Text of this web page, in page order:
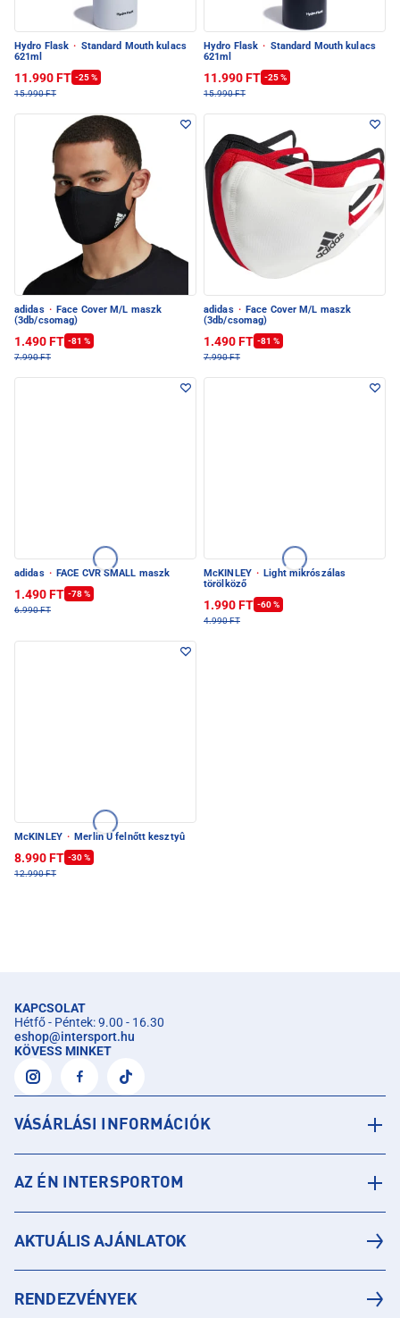
Hydro Flask · Standard Mouth kulacs
621ml
11.990 FT -25 %
15.990 FT
Hydro Flask · Standard Mouth kulacs
621ml
11.990 FT -25 %
15.990 FT
adidas · Face Cover M/L maszk
(3db/csomag)
1.490 FT -81 %
7.990 FT
adidas · Face Cover M/L maszk
(3db/csomag)
1.490 FT -81 %
7.990 FT
adidas · FACE CVR SMALL maszk
1.490 FT -78 %
6.990 FT
McKINLEY · Light mikrószálas
törölköző
1.990 FT -60 %
4.990 FT
McKINLEY · Merlin U felnőtt kesztyû
8.990 FT -30 %
12.990 FT
KAPCSOLAT
Hétfő - Péntek: 9.00 - 16.30
eshop@intersport.hu
KÖVESS MINKET
VÁSÁRLÁSI INFORMÁCIÓK
AZ ÉN INTERSPORTOM
AKTUÁLIS AJÁNLATOK
RENDEZVÉNYEK